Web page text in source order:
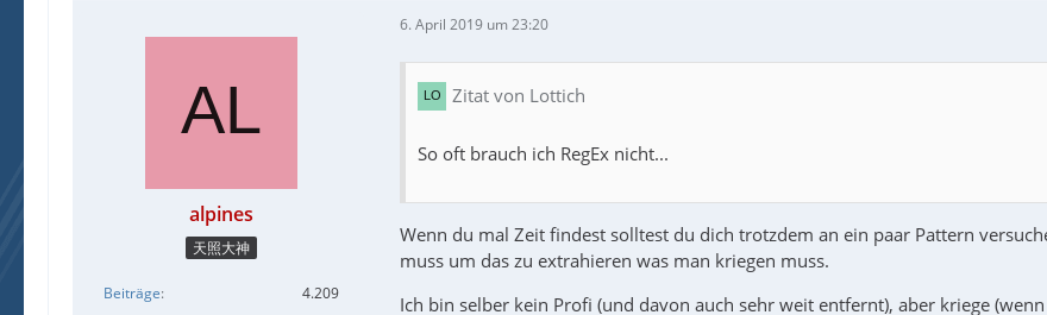
alpines
天照大神
Beiträge 4.209
6. April 2019 um 23:20
Zitat von Lottich
So oft brauch ich RegEx nicht...
Wenn du mal Zeit findest solltest du dich trotzdem an ein paar Pattern
muss um das zu extrahieren was man kriegen muss.
Ich bin selber kein Profi (und davon auch sehr weit entfernt), aber kriege